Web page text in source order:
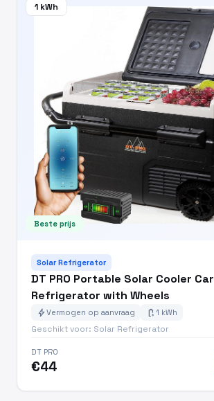
1 kWh
Beste prijs
Solar Refrigerator
DT PRO Portable Solar Cooler Car
Refrigerator with Wheels
boltVermogen op aanvraag battery_charging_full 1 kWh
Geschikt voor: Solar Refrigerator
DT PRO
€44